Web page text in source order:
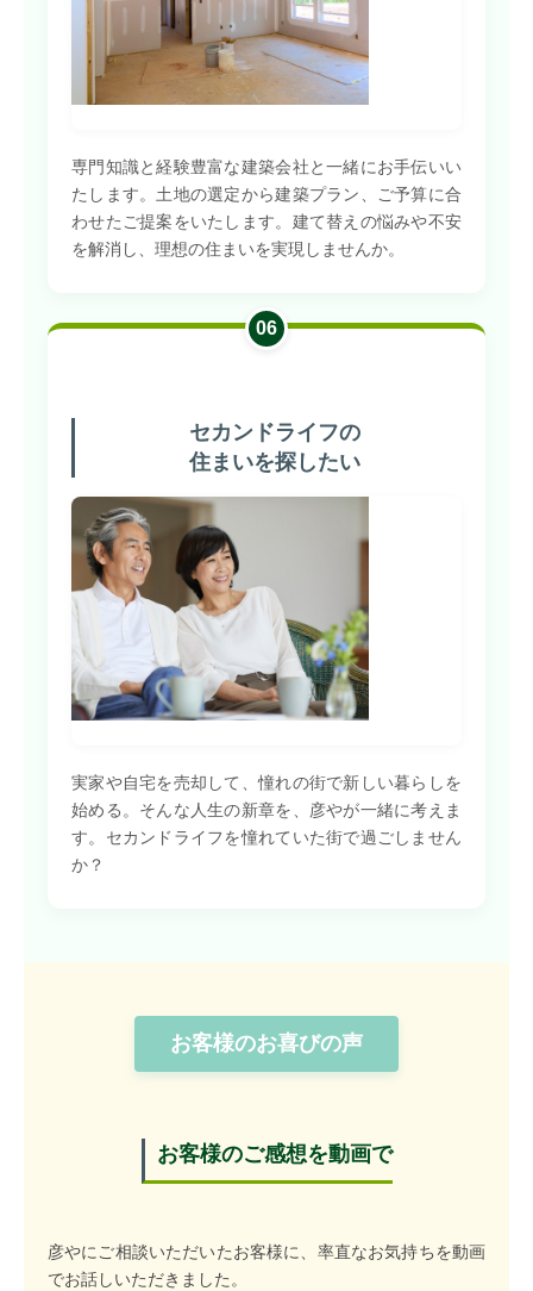
専門知識と経験豊富な建築会社と一緒にお手伝いい
たします。土地の選定から建築プラン、ご予算に合
わせたご提案をいたします。建て替えの悩みや不安
を解消し、理想の住まいを実現しませんか。
06
セカンドライフの
住まいを探したい
実家や自宅を売却して、憧れの街で新しい暮らしを
始める。そんな人生の新章を、彦やが一緒に考えま
す。セカンドライフを憧れていた街で過ごしません
か？
お客様のお喜びの声
お客様のご感想を動画で
彦やにご相談いただいたお客様に、率直なお気持ちを動画
でお話しいただきました。